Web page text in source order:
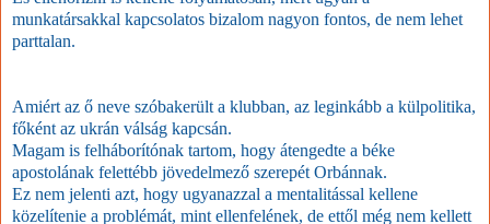
munkatársakkal kapcsolatos bizalom nagyon fontos, de nem lehet
parttalan.
Amiért az ő neve szóbakerült a klubban, az leginkább a külpolitika,
főként az ukrán válság kapcsán.
Magam is felháborítónak tartom, hogy átengedte a béke
apostolának felettébb jövedelmező szerepét Orbánnak.
Ez nem jelenti azt, hogy ugyanazzal a mentalitással kellene
közelítenie a problémát, mint ellenfelének, de ettől még nem kellett